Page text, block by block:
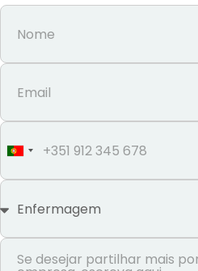
Portugal
+351